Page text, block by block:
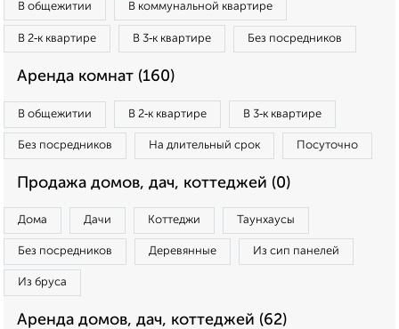
В общежитии В коммунальной квартире
В 2‑к квартире В 3‑к квартире Без посредников
Аренда комнат (160)
В общежитии В 2‑к квартире В 3‑к квартире
Без посредников На длительный срок Посуточно
Продажа домов, дач, коттеджей (0)
Дома Дачи Коттеджи Таунхаусы
Без посредников Деревянные Из сип панелей
Из бруса
Аренда домов, дач, коттеджей (62)